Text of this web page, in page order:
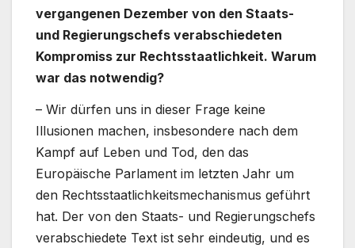
vergangenen Dezember von den Staats-
und Regierungschefs verabschiedeten
Kompromiss zur Rechtsstaatlichkeit. Warum
war das notwendig?
– Wir dürfen uns in dieser Frage keine
Illusionen machen, insbesondere nach dem
Kampf auf Leben und Tod, den das
Europäische Parlament im letzten Jahr um
den Rechtsstaatlichkeitsmechanismus geführt
hat. Der von den Staats- und Regierungschefs
verabschiedete Text ist sehr eindeutig, und es